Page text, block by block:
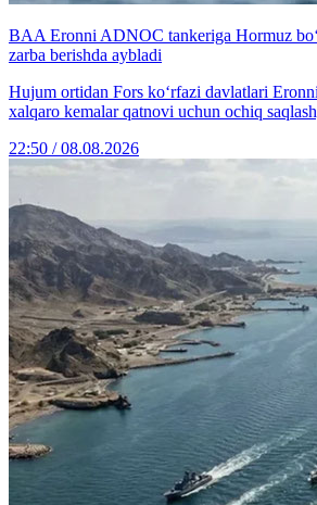
BAA Eronni ADNOC tankeriga Hormuz
zarba berishda aybladi
Hujum ortidan Fors ko‘rfazi davlatlari
xalqaro kemalar qatnovi uchun ochiq
22:50 / 08.08.2026